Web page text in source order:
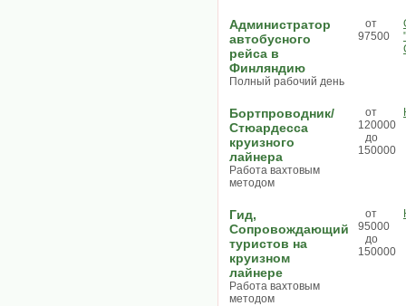
Администратор
автобусного
рейса в
Финляндию
Полный рабочий день
от
97500
Бортпроводник/
Стюардесса
круизного
лайнера
Работа вахтовым
методом
от
120000
до
150000
Гид,
Сопровождающий
туристов на
круизном
лайнере
Работа вахтовым
методом
от
95000
до
150000